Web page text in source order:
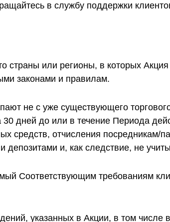
в службу поддержки
страны или регионы, в которых
законами и правилам.
не с уже существующего
дней до или в течение Периода
средств, отчисления посредникам/
депозитами и, как следствие, не
Соответствующим требованиям
указанных в Акции, в том числе